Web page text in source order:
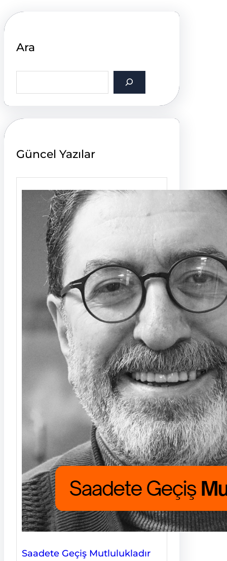
Ara
a
h
Güncel Yazılar
Saadete Geçiş Mutlulukladır